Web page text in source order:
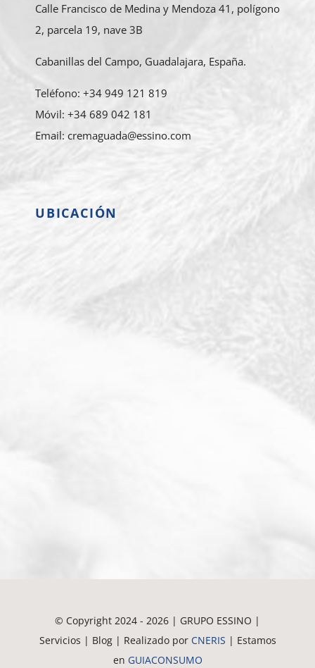
Calle Francisco de Medina y Mendoza 41, polígono
2, parcela 19, nave 3B
Cabanillas del Campo, Guadalajara, España.
Teléfono: +34 949 121 819
Móvil: +34 689 042 181
Email: cremaguada@essino.com
UBICACIÓN
© Copyright 2024 - 2026 | GRUPO ESSINO |
Servicios | Blog | Realizado por CNERIS | Estamos
en GUIACONSUMO